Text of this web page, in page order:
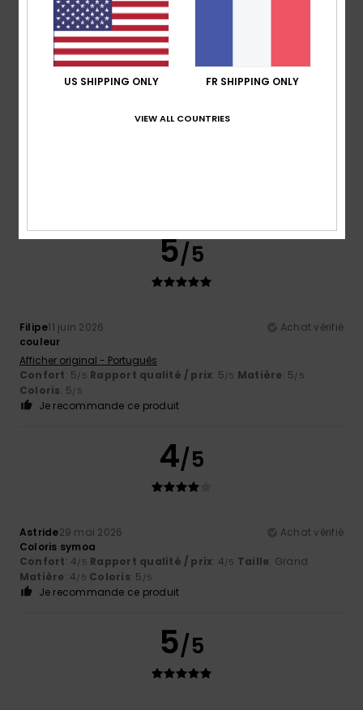
5 /5
5/5
Filipe11 juin 2026
Achat vérifié
couleur
Afficher original - Português
Confort: 5/5 Rapport qualité / prix: 5/5 Matière: 5/5
Coloris: 5/5
Je recommande ce produit
4/5
Astride29 mai 2026
Achat vérifié
Coloris symoa
Confort: 4/5 Rapport qualité / prix: 4/5 Taille: Grand
Matière: 4/5 Coloris: 5 /5
Je recommande ce produit
5/5
US SHIPPING ONLY FR SHIPPING ONLY
VIEW ALL COUNTRIES